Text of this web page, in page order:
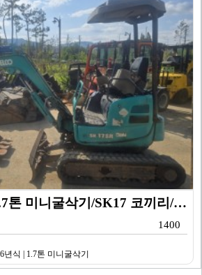
코벨코/굴삭기/1.7톤 미니굴삭기/SK17 코끼리/20…
1400
년식 | 1.7톤 미니굴삭기